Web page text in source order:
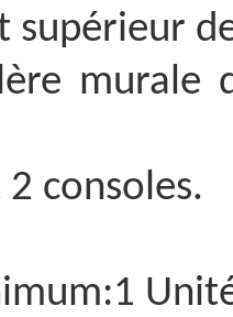
supérieur
murale
consoles.